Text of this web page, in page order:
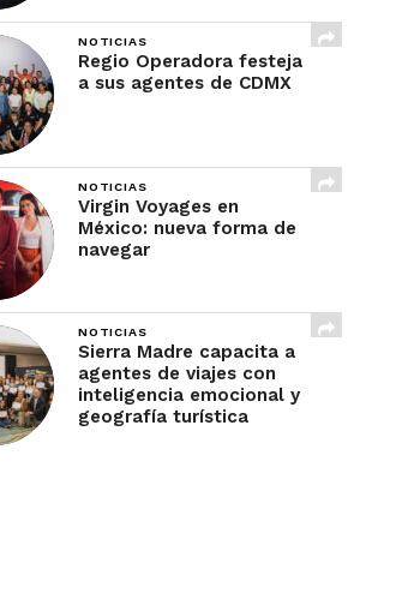
NOTICIAS
Regio Operadora festeja
a sus agentes de CDMX
NOTICIAS
Virgin Voyages en
México: nueva forma de
navegar
NOTICIAS
Sierra Madre capacita a
agentes de viajes con
inteligencia emocional y
geografía turística